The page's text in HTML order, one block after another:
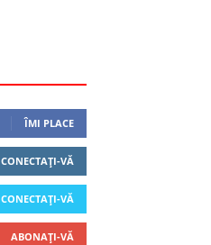
ÎMI PLACE
CONECTAȚI-VĂ
CONECTAȚI-VĂ
ABONAȚI-VĂ